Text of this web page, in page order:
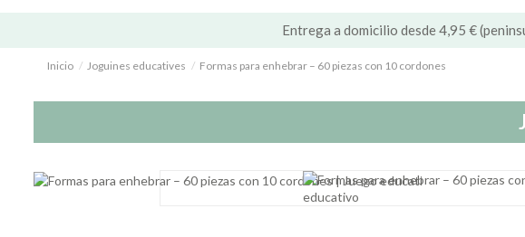
Entrega a domicilio desde 4,95 €
Inicio Joguines educatives Formas para enhebrar – 60 piezas con 10 cordones